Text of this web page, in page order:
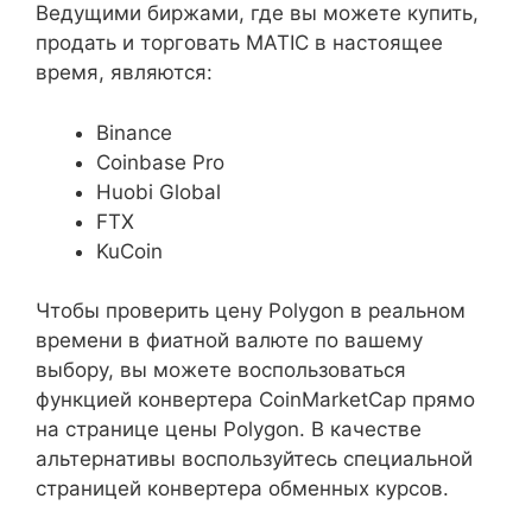
Ведущими биржами, где вы можете купить,
продать и торговать MATIC в настоящее
время, являются:
Binance
Coinbase Pro
Huobi Global
FTX
KuCoin
Чтобы проверить цену Polygon в реальном
времени в фиатной валюте по вашему
выбору, вы можете воспользоваться
функцией конвертера CoinMarketCap прямо
на странице цены Polygon. В качестве
альтернативы воспользуйтесь специальной
страницей конвертера обменных курсов.